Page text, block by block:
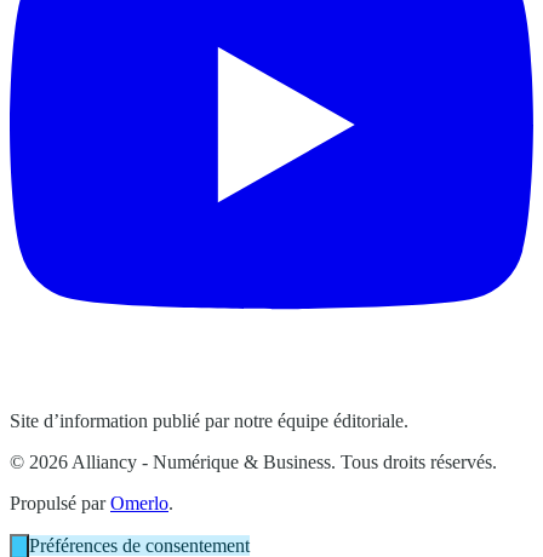
Site d’information publié par notre équipe éditoriale.
© 2026 Alliancy - Numérique & Business. Tous droits réservés.
Propulsé parOmerlo.
Préférences de consentement